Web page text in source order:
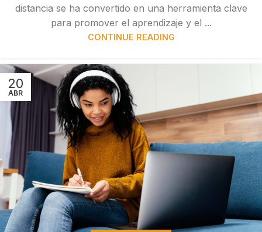
distancia se ha convertido en una herramienta clave
para promover el aprendizaje y el ...
CONTINUE READING
20
ABR